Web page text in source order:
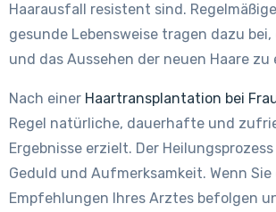
Haarausfall resistent sind.
gesunde Lebensweise tragen dazu
und das Aussehen der neuen Haare zu
Nach einer Haartransplantation bei
Regel natürliche, dauerhafte und
Ergebnisse erzielt. Der
Geduld und Aufmerksamkeit. Wenn Sie
Empfehlungen Ihres Arztes befolgen